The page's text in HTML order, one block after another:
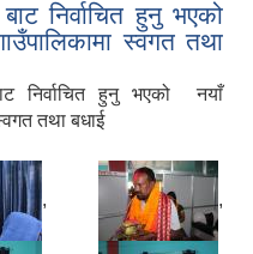
निर्वाचित हुनु भएको
स्वगत तथा
निर्वाचित हुनु भएको नयाँ
तथा बधाई
, ,